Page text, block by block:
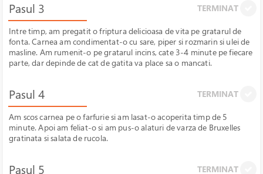
Pasul 3 TERMINAT
Intre timp, am pregatit o friptura delicioasa de vita pe gratarul de
fonta. Carnea am condimentat-o cu sare, piper si rozmarin si ulei de
masline. Am rumenit-o pe gratarul incins, cate 3-4 minute pe fiecare
parte, dar depinde de cat de gatita va place sa o mancati.
Pasul 4 TERMINAT
Am scos carnea pe o farfurie si am lasat-o acoperita timp de 5
minute. Apoi am feliat-o si am pus-o alaturi de varza de Bruxelles
gratinata si salata de rucola.
Pasul 5 TERMINAT